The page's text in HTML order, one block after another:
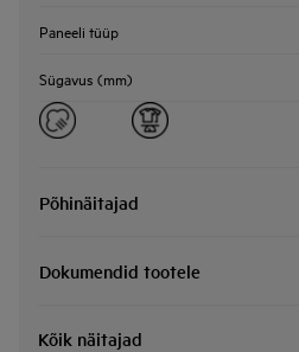
Paneeli tüüp
Sügavus (mm)
Põhinäitajad
Dokumendid tootele
Kõik näitajad